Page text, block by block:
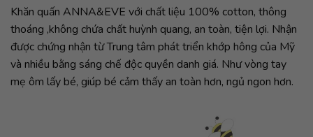
Khăn quấn ANNA&EVE với chất liệu 100% cotton, thông
thoáng ,không chứa chất huỳnh quang, an toàn, tiện lợi. Nhận
được chứng nhận từ Trung tâm phát triển khớp hông của Mỹ
và nhiều bằng sáng chế độc quyền danh giá. Như vòng tay
mẹ ôm lấy bé, giúp bé cảm thấy an toàn hơn, ngủ ngon hơn.